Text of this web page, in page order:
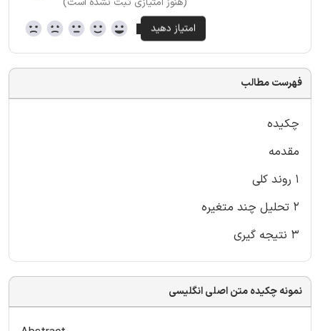
فهرست مطالب
چکیده
مقدمه
۱ روند کلی
۲ تحلیل چند متغیره
۳ نتیجه گیری
نمونه چکیده متن اصلی انگلیسی